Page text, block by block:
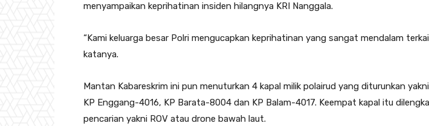
menyampaikan keprihatinan insiden hilangnya KRI Nanggala.
“Kami keluarga besar Polri mengucapkan keprihatinan yang sangat mendalam
katanya.
Mantan Kabareskrim ini pun menuturkan 4 kapal milik polairud yang diturunkan
KP Enggang-4016, KP Barata-8004 dan KP Balam-4017. Keempat kapal itu
pencarian yakni ROV atau drone bawah laut.